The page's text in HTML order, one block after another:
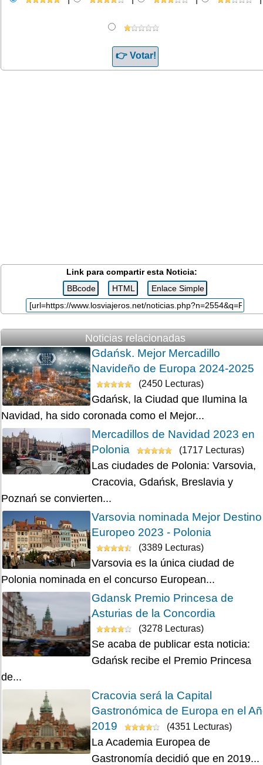
Link para compartir esta Noticia:
Noticias relacionadas
Gdańsk. Mejor Mercadillo
Navideño de Europa 2024-2025
(2450 Lecturas)
Gdańsk, la Ciudad que Ilumina la
Navidad, ha sido coronada como el Mejor...
Mercadillos de Navidad 2023 en
Polonia
(1717 Lecturas)
Las ciudades de Polonia: Varsovia,
Cracovia, Gdańsk, Breslavia y
Poznań se convierten...
Varsovia nominada Mejor Destino
Europeo 2023 - Polonia
(3389 Lecturas)
Varsovia es la única ciudad de
Polonia nominada en el concurso European...
Gdansk Premio Princesa de
Asturias de la Concordia
(3278 Lecturas)
Se acaba de publicar esta noticia:
Gdańsk recibe el Premio Princesa
de...
Cracovia será la Capital
Gastronómica de Europa en el
2019
(4351 Lecturas)
La Academia Europea de
Gastronomía decidió que en 2019...